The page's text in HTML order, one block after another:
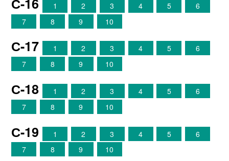
1 2 3 4 5
6
7
8 9 10
С-17 1 2 3 4 5
6
7
8 9 10
С-18 1 2 3 4 5
6
7
8 9 10
С-19 1 2 3 4 5
6
7
8 9 10